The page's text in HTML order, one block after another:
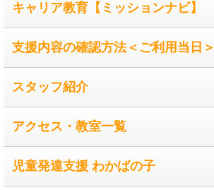
キャリア教育【ミッションナビ】
支援内容の確認方法＜ご利用当日＞
スタッフ紹介
アクセス・教室一覧
児童発達支援 わかばの子